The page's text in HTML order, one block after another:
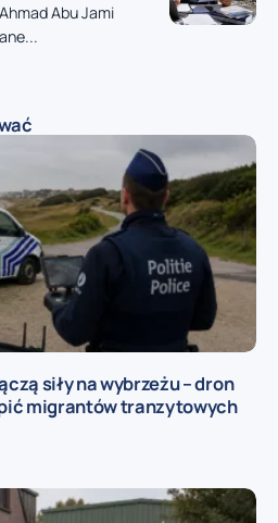
Abu Jami
siły na wybrzeżu – dron
migrantów tranzytowych